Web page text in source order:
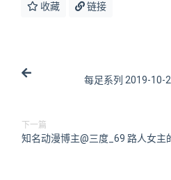
收藏 链接
每足系列 2019-10-
下一篇
知名动漫博主@三度_69 路人女主